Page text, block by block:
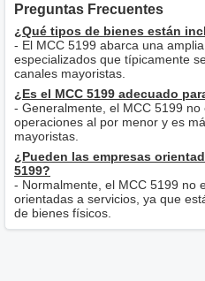
Preguntas Frecuentes
¿Qué tipos de bienes están
- El MCC 5199 abarca una
especializados que típicamente
canales mayoristas.
¿Es el MCC 5199 adecuado
- Generalmente, el MCC 5199 no
operaciones al por menor y es
mayoristas.
¿Pueden las empresas
5199?
- Normalmente, el MCC 5199 no
orientadas a servicios, ya que
de bienes físicos.